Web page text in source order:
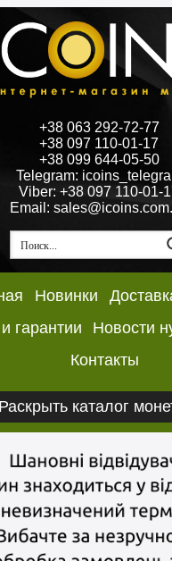
+38 063 292-72-77
+38 097 110-01-17
+38 099 644-05-50
Telegram:
Viber: +38 097 110-01-
Email:
Новинки
гарантии
Новости
Контакты
Раскрыть каталог